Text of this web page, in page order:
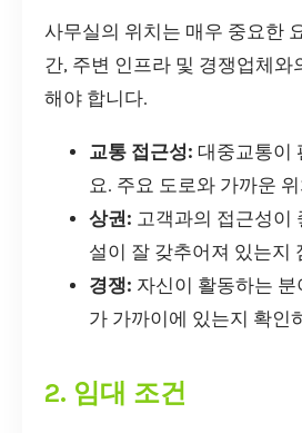
사무실의 위치는 매우 중요한
간, 주변 인프라 및 경쟁업체와
해야 합니다.
교통 접근성: 대중교통이
요. 주요 도로와 가까운
상권: 고객과의 접근성이
설이 잘 갖추어져 있는지
경쟁: 자신이 활동하는
가 가까이에 있는지 확인
2. 임대 조건